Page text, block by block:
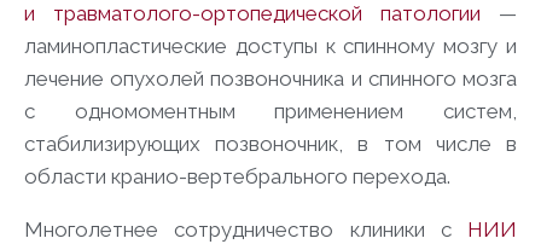
и травматолого-ортопедической патологии —
ламинопластические доступы к спинному мозгу и
лечение опухолей позвоночника и спинного мозга
с одномоментным применением систем,
стабилизирующих позвоночник, в том числе в
области кранио-вертебрального перехода.
Многолетнее сотрудничество клиники с НИИ